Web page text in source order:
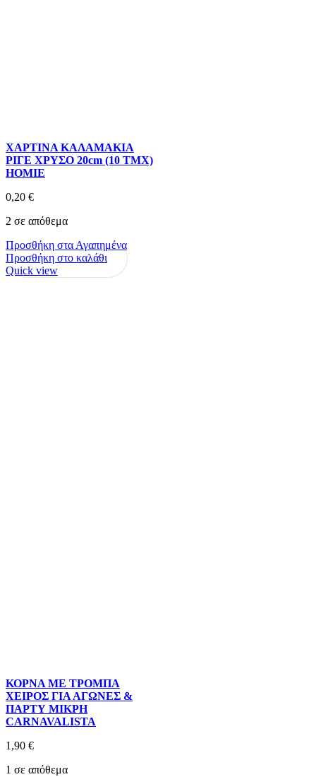
ΧΑΡΤΙΝΑ ΚΑΛΑΜΑΚΙΑ
ΡΙΓΕ ΧΡΥΣΟ 20cm (10 ΤΜΧ)
HOMIE
0,20 €
2 σε απόθεμα
Προσθήκη στα Αγαπημένα
Προσθήκη στο καλάθι
Quick view
ΚΟΡΝΑ ΜΕ ΤΡΟΜΠΑ
ΧΕΙΡΟΣ ΓΙΑ ΑΓΩΝΕΣ &
ΠΑΡΤΥ ΜΙΚΡΗ
CARNAVALISTA
1,90 €
1 σε απόθεμα